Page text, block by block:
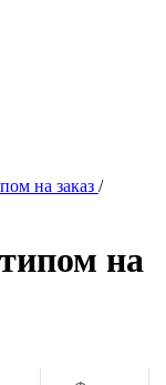
на заказ /
на